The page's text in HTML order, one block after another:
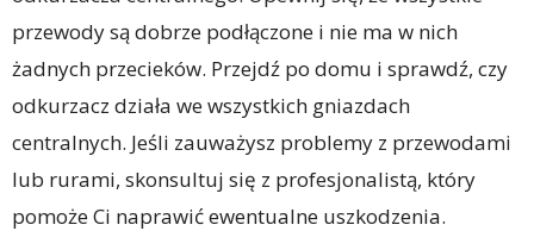
przewody są dobrze podłączone i nie ma w nich
żadnych przecieków. Przejdź po domu i sprawdź, czy
odkurzacz działa we wszystkich gniazdach
centralnych. Jeśli zauważysz problemy z przewodami
lub rurami, skonsultuj się z profesjonalistą, który
pomoże Ci naprawić ewentualne uszkodzenia.